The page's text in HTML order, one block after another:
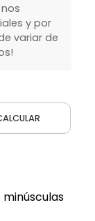
y por
variar de